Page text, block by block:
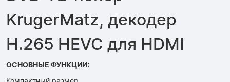
KrugerMatz, декодер
H.265 HEVC для HDMI
ОСНОВНЫЕ ФУНКЦИИ: